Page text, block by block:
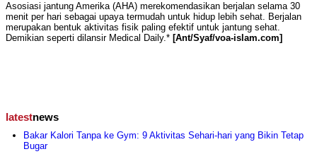
Asosiasi jantung Amerika (AHA) merekomendasikan berjalan selama 30
menit per hari sebagai upaya termudah untuk hidup lebih sehat. Berjalan
merupakan bentuk aktivitas fisik paling efektif untuk jantung sehat.
Demikian seperti dilansir Medical Daily.* [Ant/Syaf/voa-islam.com]
latestnews
Bakar Kalori Tanpa ke Gym: 9 Aktivitas Sehari-hari yang Bikin Tetap
Bugar